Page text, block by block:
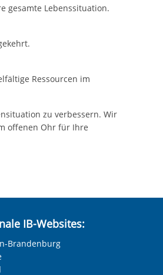
gesamte Lebenssituation.
Ressourcen im
zu verbessern. Wir
offenen Ohr für Ihre
IB-Websites:
Brandenburg